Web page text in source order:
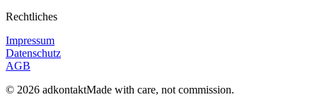
Rechtliches
Impressum
Datenschutz
AGB
© 2026 adkontaktMade with care, not commission.